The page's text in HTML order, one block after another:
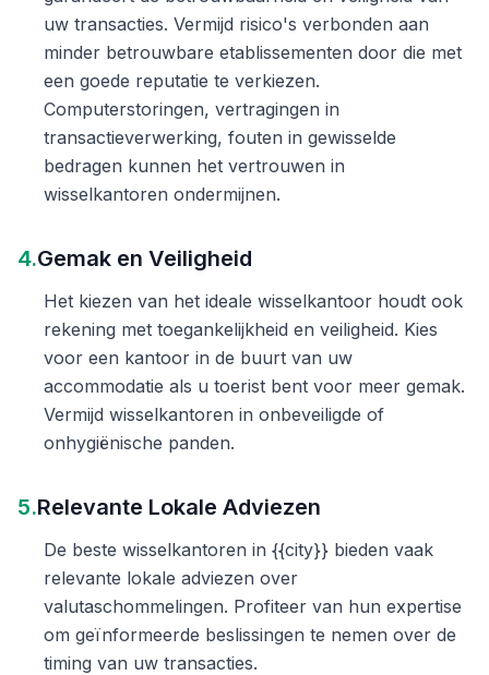
uw transacties. Vermijd risico's verbonden aan
minder betrouwbare etablissementen door die met
een goede reputatie te verkiezen.
Computerstoringen, vertragingen in
transactieverwerking, fouten in gewisselde
bedragen kunnen het vertrouwen in
wisselkantoren ondermijnen.
4.Gemak en Veiligheid
Het kiezen van het ideale wisselkantoor houdt ook
rekening met toegankelijkheid en veiligheid. Kies
voor een kantoor in de buurt van uw
accommodatie als u toerist bent voor meer gemak.
Vermijd wisselkantoren in onbeveiligde of
onhygiënische panden.
5.Relevante Lokale Adviezen
De beste wisselkantoren in {{city}} bieden vaak
relevante lokale adviezen over
valutaschommelingen. Profiteer van hun expertise
om geïnformeerde beslissingen te nemen over de
timing van uw transacties.